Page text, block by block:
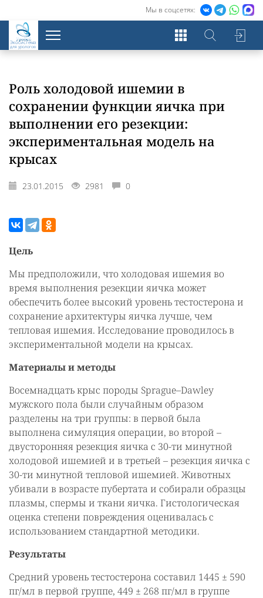
Мы в соцсетях:
Экосистема
для урологов
Роль холодовой ишемии в
сохранении функции яичка при
выполнении его резекции:
экспериментальная модель на
крысах
23.01.2015 2981 0
Цель
Мы предположили, что холодовая ишемия во
время выполнения резекции яичка может
обеспечить более высокий уровень тестостерона и
сохранение архитектуры яичка лучше, чем
тепловая ишемия. Исследование проводилось в
экспериментальной модели на крысах.
Материалы и методы
Восемнадцать крыс породы Sprague–Dawley
мужского пола были случайным образом
разделены на три группы: в первой была
выполнена симуляция операции, во второй –
двусторонняя резекция яичка с 30-ти минутной
холодовой ишемией и в третьей – резекция яичка с
30-ти минутной тепловой ишемией. Животных
убивали в возрасте пубертата и собирали образцы
плазмы, спермы и ткани яичка. Гистологическая
оценка степени повреждения оценивалась с
использованием стандартной методики.
Результаты
Средний уровень тестостерона составил 1445 ± 590
пг/мл в первой группе, 449 ± 268 пг/мл в группе